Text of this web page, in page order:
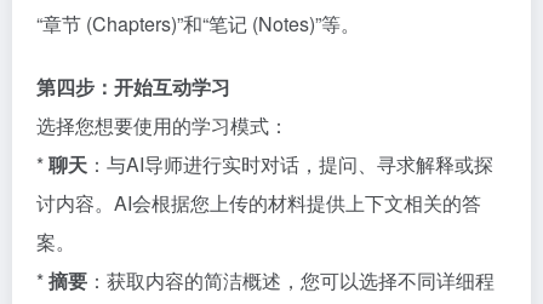
“章节 (Chapters)”和“笔记 (Notes)”等。
第四步：开始互动学习
选择您想要使用的学习模式：
*聊天 ：与AI导师进行实时对话，提问、寻求解释或探
讨内容。AI会根据您上传的材料提供上下文相关的答
案。
*摘要 ：获取内容的简洁概述，您可以选择不同详细程